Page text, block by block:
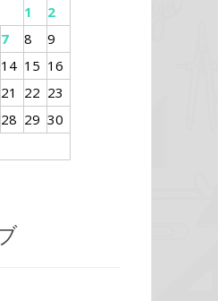
1
2
7 8
9
14 15 16
21 22 23
28 29 30